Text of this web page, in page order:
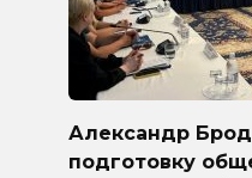
Александр
подготовку